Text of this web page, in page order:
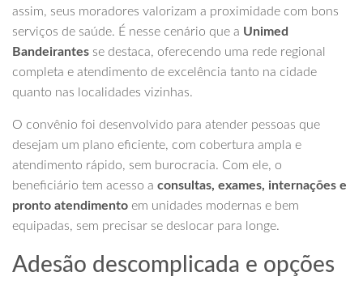
assim, seus moradores valorizam a proximidade com bons
serviços de saúde. É nesse cenário que a Unimed
Bandeirantes se destaca, oferecendo uma rede regional
completa e atendimento de excelência tanto na cidade
quanto nas localidades vizinhas.
O convênio foi desenvolvido para atender pessoas que
desejam um plano eficiente, com cobertura ampla e
atendimento rápido, sem burocracia. Com ele, o
beneficiário tem acesso a consultas, exames, internações e
pronto atendimento em unidades modernas e bem
equipadas, sem precisar se deslocar para longe.
Adesão descomplicada e opções